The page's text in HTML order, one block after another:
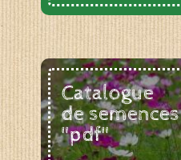
Catalogue
de semences
"pdf"